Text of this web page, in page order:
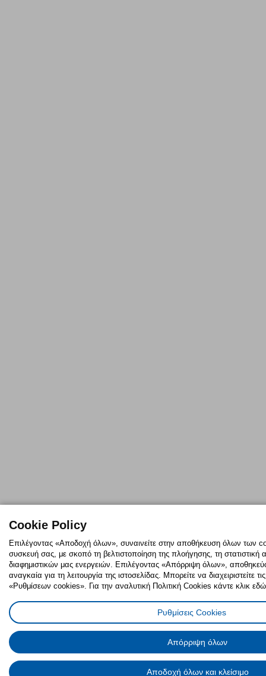
Cookie Policy
Επιλέγοντας «Αποδοχή όλων», συναινείτε στην αποθήκευση όλων των
συσκευή σας, με σκοπό τη βελτιστοποίηση της πλοήγησης, τη στατιστική
διαφημιστικών μας ενεργειών. Επιλέγοντας «Απόρριψη όλων»,
αναγκαία για τη λειτουργία της ιστοσελίδας. Μπορείτε να διαχειριστείτε
«Ρυθμίσεων cookies». Για την αναλυτική Πολιτική Cookies κάντε κλικ
Ρυθμίσεις Cookies
Απόρριψη όλων
Αποδοχή όλων και κλείσιμο